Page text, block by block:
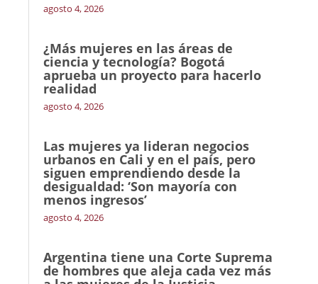
agosto 4, 2026
¿Más mujeres en las áreas de
ciencia y tecnología? Bogotá
aprueba un proyecto para hacerlo
realidad
agosto 4, 2026
Las mujeres ya lideran negocios
urbanos en Cali y en el país, pero
siguen emprendiendo desde la
desigualdad: ‘Son mayoría con
menos ingresos’
agosto 4, 2026
Argentina tiene una Corte Suprema
de hombres que aleja cada vez más